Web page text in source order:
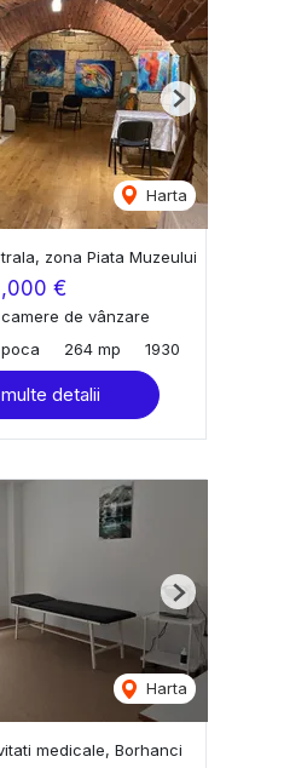
Harta
Next
zona Piata Muzeului
€
de vânzare
264 mp 1930
detalii
Harta
Next
medicale, Borhanci